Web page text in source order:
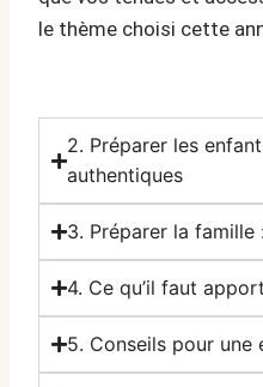
le thème choisi cette
2. Préparer les
authentiques
3. Préparer la famille
4. Ce qu’il faut
5. Conseils pour une